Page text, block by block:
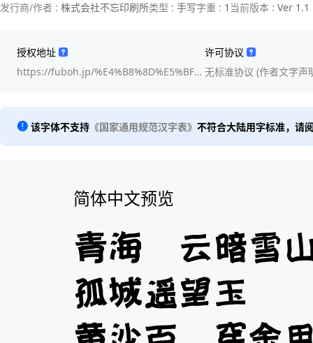
发行商/作者 : 株式会社不忘印刷所类型 : 手写字重 : 1 当前版本 : Ver 1.1
授权地址
https://fuboh.jp/%E4%B8%8D%E5%BF%98…
许可协议
无标准协议 (作者文字声
该字体不支持 《国家通用规范汉字表》 不符合大陆用字标准，请
简体中文预览